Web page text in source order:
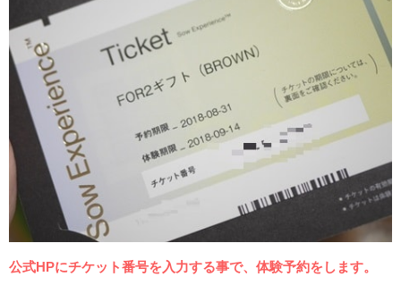
公式HPにチケット番号を入力する事で、体験予約をします。